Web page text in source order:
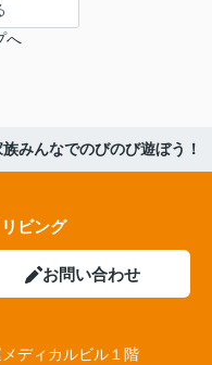
へ
みんなでのびのび遊ぼう！
ビング
お問い合わせ
ディカルビル１階